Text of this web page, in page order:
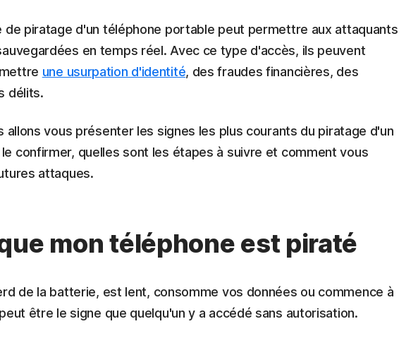
de piratage d'un téléphone portable peut permettre aux attaquants
en temps réel. Avec ce type d'accès, ils peuvent
une usurpation d'identité, des fraudes financières, des
délits.
allons vous présenter les signes les plus courants du piratage d'un
confirmer, quelles sont les étapes à suivre et comment vous
attaques.
mon téléphone est piraté
de la batterie, est lent, consomme vos données ou commence à
être le signe que quelqu'un y a accédé sans autorisation.